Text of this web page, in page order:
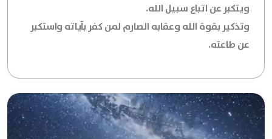
ويتكبر عن اتباع سبيل الله.
وتذكير بقوة الله وعقابه الصارم لمن كفر بآياته واستكبر
عن طاعته.